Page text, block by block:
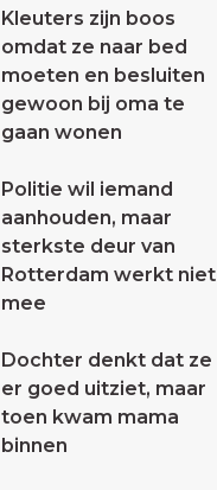
Kleuters zijn boos
omdat ze naar bed
moeten en besluiten
gewoon bij oma te
gaan wonen
Politie wil iemand
aanhouden, maar
sterkste deur van
Rotterdam werkt niet
mee
Dochter denkt dat ze
er goed uitziet, maar
toen kwam mama
binnen